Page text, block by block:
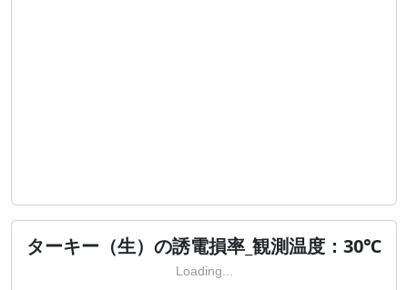
ターキー（生）の誘電損率_観測温度：30℃
Loading...